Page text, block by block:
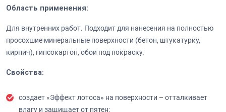
Область применения:
Для внутренних работ. Подходит для нанесения на полностью
просохшие минеральные поверхности (бетон, штукатурку,
кирпич), гипсокартон, обои под покраску.
Свойства:
создает «Эффект лотоса» на поверхности – отталкивает
влагу и защищает от пятен;